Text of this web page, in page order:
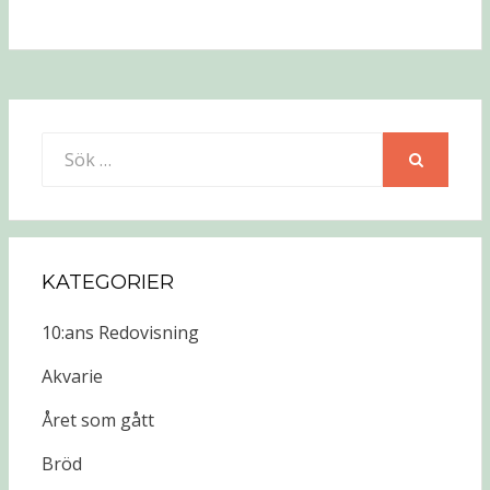
efter:
KATEGORIER
10:ans Redovisning
Akvarie
Året som gått
Bröd